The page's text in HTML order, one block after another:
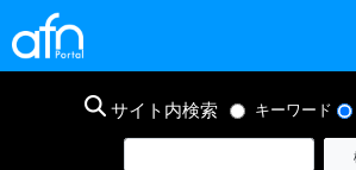
サイト内検索 キーワード